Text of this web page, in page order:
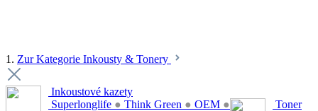
1. Zur Kategorie Inkousty & Tonery
Inkoustové kazety
Superlonglife ● Think Green ● OEM ● Toner